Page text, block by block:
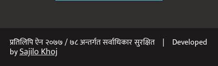
प्रतिलिपि ऐन २०७७ / ७८ अन्तर्गत सर्वाधिकार सुरक्षित | Developed
bySajilo Khoj